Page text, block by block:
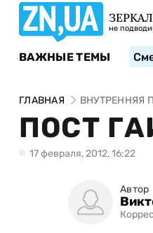
не
ВАЖНЫЕ ТЕМЫ
ГЛАВНАЯ ВНУТРЕННЯЯ
ПОСТ
17 февраля, 2012, 16:22
Автор